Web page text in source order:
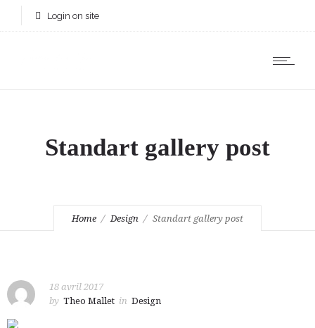
Login on site
Standart gallery post
Home Design Standart gallery post
18 avril 2017
by Theo Mallet in Design